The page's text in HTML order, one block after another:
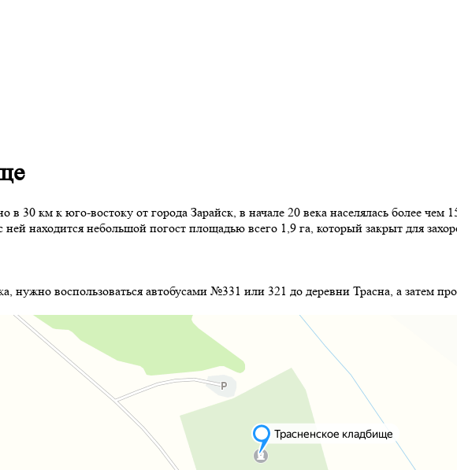
30 км к юго-востоку от города Зарайск, в начале 20 века населялась более чем
ней находится небольшой погост площадью всего 1,9 га, который закрыт для
нужно воспользоваться автобусами №331 или 321 до деревни Трасна, а затем